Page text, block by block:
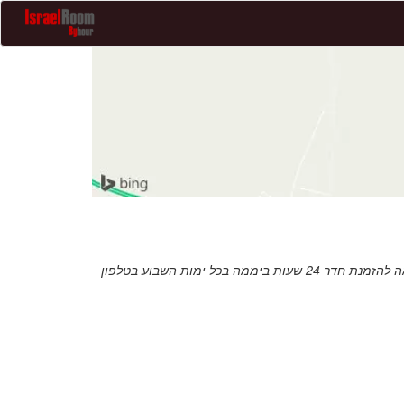
חדרים וצימרים לפי שעה דיסקרטיים להשכרה לפי שעות בהזמנה בכל רגע 24 שעות לזוגות בלבד, אירוח מפנק במיקום שקט בפרטיות מלאה להזמנת חדר 24 שעות ביממה בכל ימות השבוע בטלפון